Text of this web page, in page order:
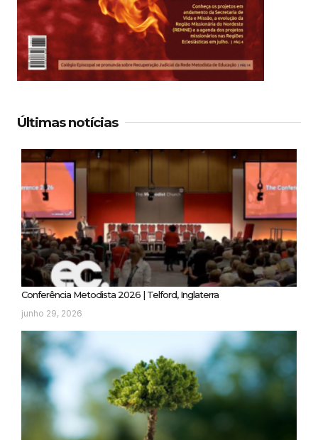
Últimas notícias
Conferência Metodista 2026 | Telford, Inglaterra
junho 29, 2026